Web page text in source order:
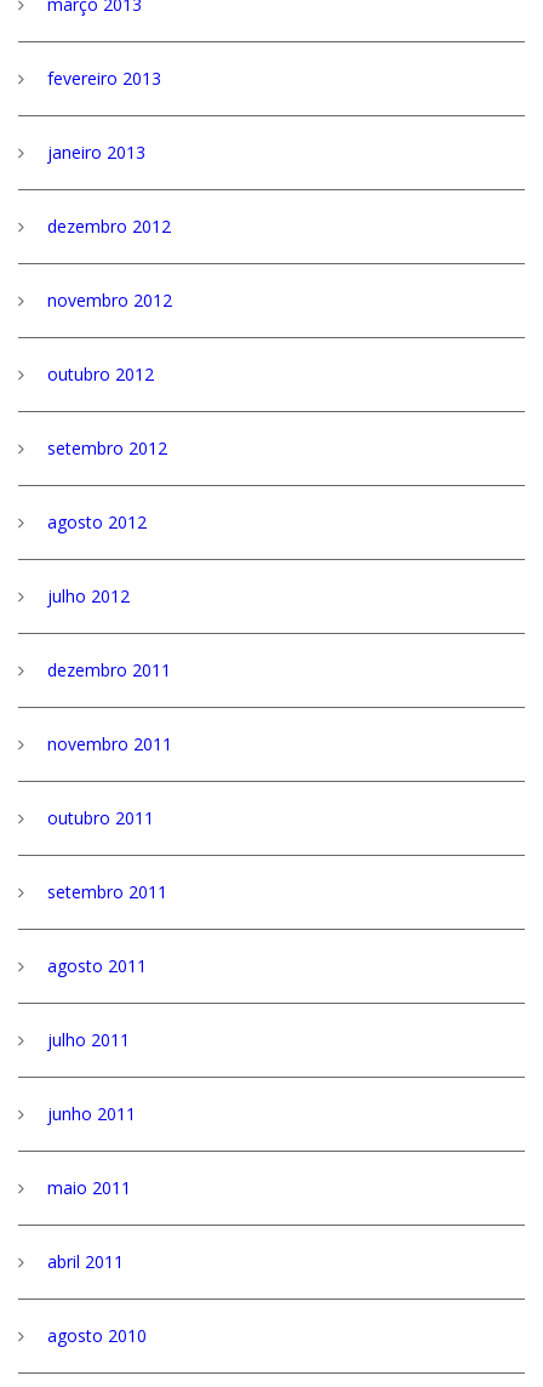
fevereiro 2013
janeiro 2013
dezembro 2012
novembro 2012
outubro 2012
setembro 2012
agosto 2012
julho 2012
dezembro 2011
novembro 2011
outubro 2011
setembro 2011
agosto 2011
julho 2011
junho 2011
maio 2011
abril 2011
agosto 2010